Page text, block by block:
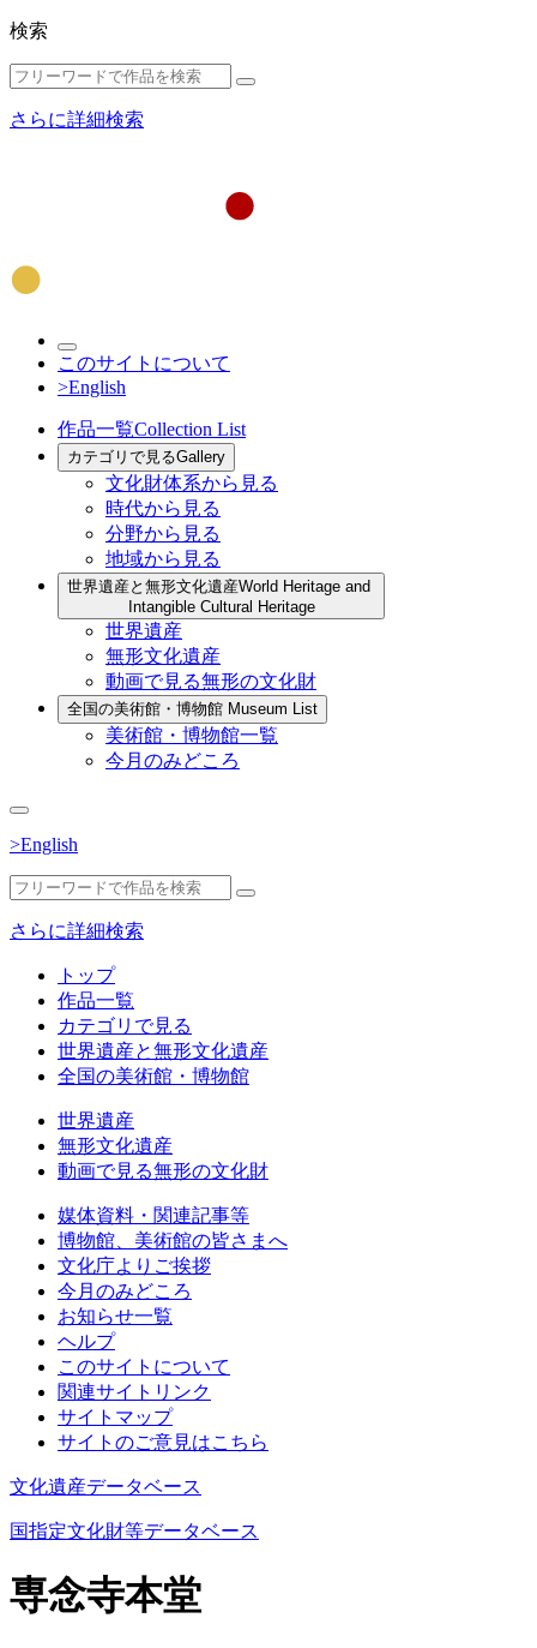
検索
さらに詳細検索
このサイトについて
>English
作品一覧Collection List
カテゴリで見るGallery
文化財体系から見る
時代から見る
分野から見る
地域から見る
世界遺産と無形文化遺産World Heritage and
Intangible Cultural Heritage
世界遺産
無形文化遺産
動画で見る無形の文化財
全国の美術館・博物館 Museum List
美術館・博物館一覧
今月のみどころ
>English
さらに詳細検索
トップ
作品一覧
カテゴリで見る
世界遺産と無形文化遺産
全国の美術館・博物館
世界遺産
無形文化遺産
動画で見る無形の文化財
媒体資料・関連記事等
博物館、美術館の皆さまへ
文化庁よりご挨拶
今月のみどころ
お知らせ一覧
ヘルプ
このサイトについて
関連サイトリンク
サイトマップ
サイトのご意見はこちら
文化遺産データベース
国指定文化財等データベース
専念寺本堂